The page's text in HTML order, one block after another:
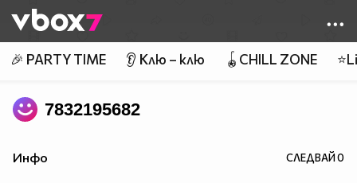
👾
🎉 PARTY TIME 👂 Клю – клю 🪀CHILL ZONE
7832195682
Инфо СЛЕДВАЙ0